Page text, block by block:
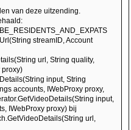
van deze uitzending.
streamID, Account
url, String quality,
proxy)
input, String
accounts, IWebProxy proxy,
input,
IWebProxy proxy) bij
url,